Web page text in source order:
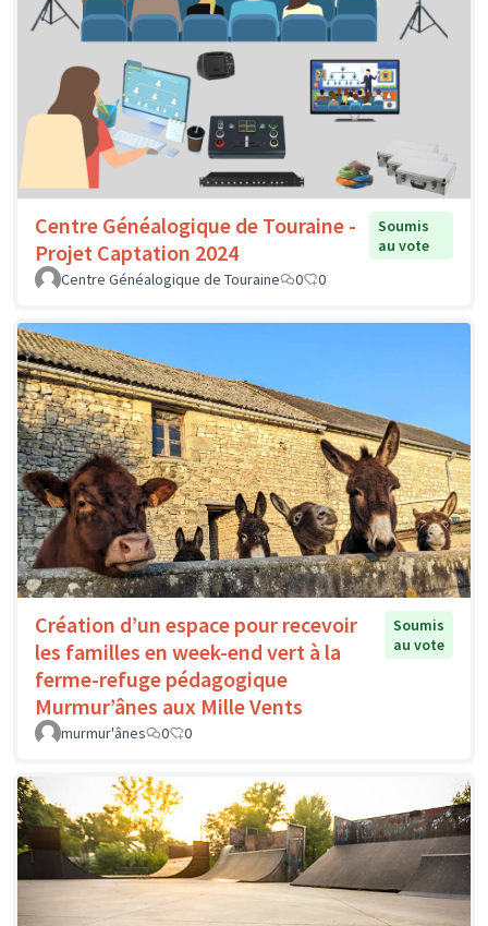
Centre Généalogique de Touraine -
Projet Captation 2024
Soumis
au vote
Centre Généalogique de Touraine
0 0
Création d’un espace pour recevoir
les familles en week-end vert à la
ferme-refuge pédagogique
Murmur’ânes aux Mille Vents
Soumis
au vote
murmur'ânes 0 0